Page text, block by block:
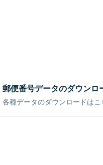
郵便番号データのダウンロ
各種データのダウンロードは